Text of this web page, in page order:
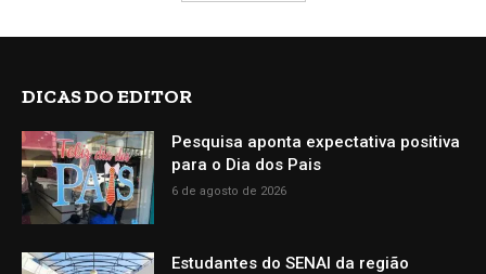
DICAS DO EDITOR
Pesquisa aponta expectativa positiva
para o Dia dos Pais
6 de agosto de 2026
Estudantes do SENAI da região